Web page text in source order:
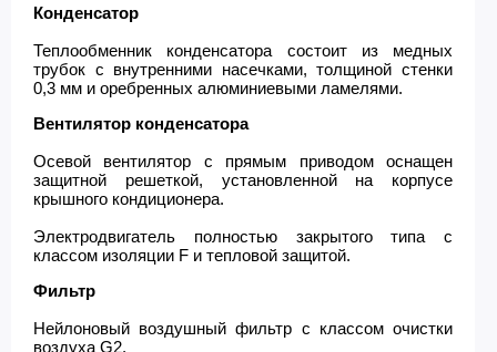
Конденсатор
Теплообменник конденсатора состоит из медных
трубок с внутренними насечками, толщиной стенки
0,3 мм и оребренных алюминиевыми ламелями.
Вентилятор конденсатора
Осевой вентилятор с прямым приводом оснащен
защитной решеткой, установленной на корпусе
крышного кондиционера.
Электродвигатель полностью закрытого типа с
классом изоляции F и тепловой защитой.
Фильтр
Нейлоновый воздушный фильтр с классом очистки
воздуха G2.